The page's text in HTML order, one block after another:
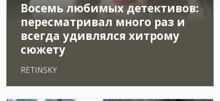
Восемь любимых детективов:
пересматривал много раз и
всегда удивлялся хитрому
сюжету
RETINSKY